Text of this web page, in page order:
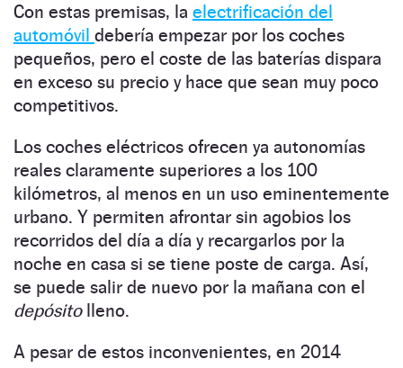
Con estas premisas, la electrificación del
automóvil debería empezar por los coches
pequeños, pero el coste de las baterías dispara
en exceso su precio y hace que sean muy poco
competitivos.
Los coches eléctricos ofrecen ya autonomías
reales claramente superiores a los 100
kilómetros, al menos en un uso eminentemente
urbano. Y permiten afrontar sin agobios los
recorridos del día a día y recargarlos por la
noche en casa si se tiene poste de carga. Así,
se puede salir de nuevo por la mañana con el
depósitolleno.
A pesar de estos inconvenientes, en 2014